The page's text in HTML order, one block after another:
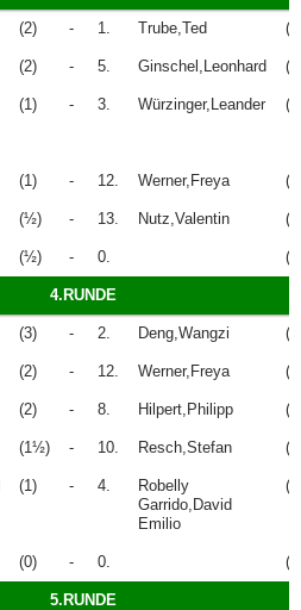
(2) - 1. Trube,Ted
(2) - 5. Ginschel,Leonhard
(1) - 3. Würzinger,Leander
(1) - 12. Werner,Freya
(½) - 13. Nutz,Valentin
(½) - 0.
4.RUNDE
(3) - 2. Deng,Wangzi
(2) - 12. Werner,Freya
(2) - 8. Hilpert,Philipp
(1½) - 10. Resch,Stefan
(1) - 4.
Robelly
Garrido,David
Emilio
(0) - 0.
5.RUNDE